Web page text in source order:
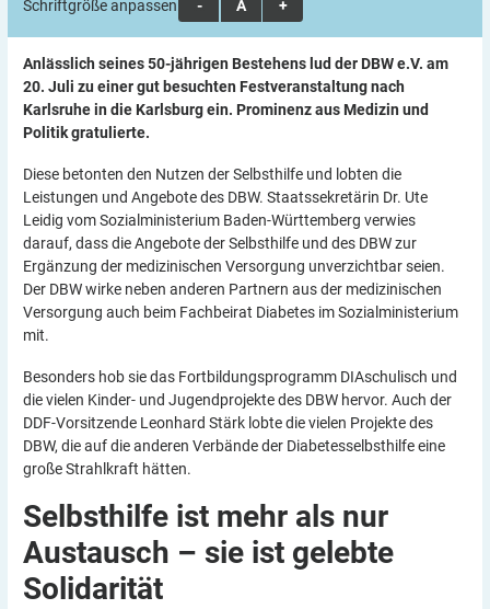
Schriftgröße anpassen:
A A A
Anlässlich seines 50-jährigen Bestehens lud der DBW e.V. am
20. Juli zu einer gut besuchten Festveranstaltung nach
Karlsruhe in die Karlsburg ein. Prominenz aus Medizin und
Politik gratulierte.
Diese betonten den Nutzen der Selbsthilfe und lobten die
Leistungen und Angebote des DBW. Staatssekretärin Dr. Ute
Leidig vom Sozialministerium Baden-Württemberg verwies
darauf, dass die Angebote der Selbsthilfe und des DBW zur
Ergänzung der medizinischen Versorgung unverzichtbar seien.
Der DBW wirke neben anderen Partnern aus der medizinischen
Versorgung auch beim Fachbeirat Diabetes im Sozialministerium
mit.
Besonders hob sie das Fortbildungsprogramm DIAschulisch und
die vielen Kinder- und Jugendprojekte des DBW hervor. Auch der
DDF-Vorsitzende Leonhard Stärk lobte die vielen Projekte des
DBW, die auf die anderen Verbände der Diabetesselbsthilfe eine
große Strahlkraft hätten.
Selbsthilfe ist mehr als nur
Austausch – sie ist gelebte
Solidarität